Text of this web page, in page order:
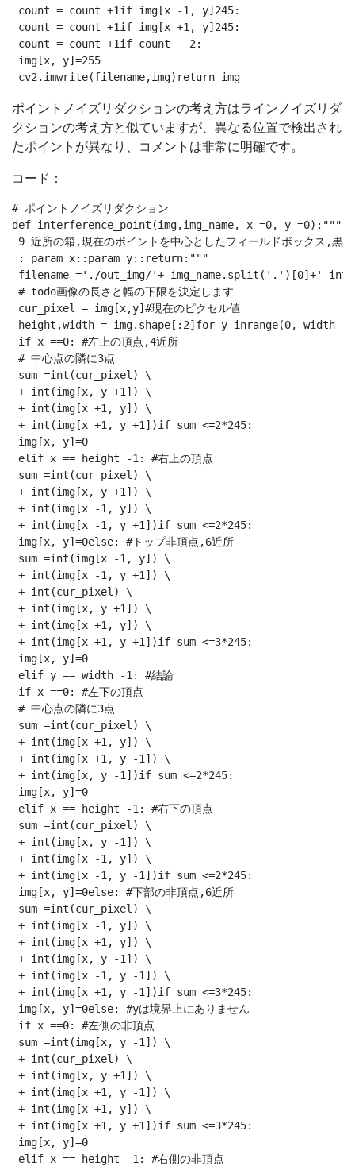
count = count +1if img[x -1, y]245:
count = count +1if img[x +1, y]245:
count = count +1if count   2:
img[x, y]=255
ポイントノイズリダクションの考え方はラインノイズリダ
クションの考え方と似ていますが、異なる位置で検出され
たポイントが異なり、コメントは非常に明確です。
コード：
# ポイントノイズリダクション
def interference_point(img,img_name, x =0, y =0):"""
9 近所の箱,現在のポイントを中心としたフィールドボックス,黒
: param x::param y::return:"""
filename ='./out_img/'+ img_name.split('.')[0]+'-
# todo画像の長さと幅の下限を決定します
cur_pixel = img[x,y]#現在のピクセル値
height,width = img.shape[:2]for y inrange(0, width
if x ==0: #左上の頂点,4近所
# 中心点の隣に3点
sum =int(cur_pixel) \
+ int(img[x, y +1]) \
+ int(img[x +1, y]) \
+ int(img[x +1, y +1])if sum <=2*245:
img[x, y]=0
elif x == height -1: #右上の頂点
sum =int(cur_pixel) \
+ int(img[x, y +1]) \
+ int(img[x -1, y]) \
+ int(img[x -1, y +1])if sum <=2*245:
img[x, y]=0else: #トップ非頂点,6近所
sum =int(img[x -1, y]) \
+ int(img[x -1, y +1]) \
+ int(cur_pixel) \
+ int(img[x, y +1]) \
+ int(img[x +1, y]) \
+ int(img[x +1, y +1])if sum <=3*245:
img[x, y]=0
elif y == width -1: #結論
if x ==0: #左下の頂点
# 中心点の隣に3点
sum =int(cur_pixel) \
+ int(img[x +1, y]) \
+ int(img[x +1, y -1]) \
+ int(img[x, y -1])if sum <=2*245:
img[x, y]=0
elif x == height -1: #右下の頂点
sum =int(cur_pixel) \
+ int(img[x, y -1]) \
+ int(img[x -1, y]) \
+ int(img[x -1, y -1])if sum <=2*245:
img[x, y]=0else: #下部の非頂点,6近所
sum =int(cur_pixel) \
+ int(img[x -1, y]) \
+ int(img[x +1, y]) \
+ int(img[x, y -1]) \
+ int(img[x -1, y -1]) \
+ int(img[x +1, y -1])if sum <=3*245:
img[x, y]=0else: #yは境界上にありません
if x ==0: #左側の非頂点
sum =int(img[x, y -1]) \
+ int(cur_pixel) \
+ int(img[x, y +1]) \
+ int(img[x +1, y -1]) \
+ int(img[x +1, y]) \
+ int(img[x +1, y +1])if sum <=3*245:
img[x, y]=0
elif x == height -1: #右側の非頂点